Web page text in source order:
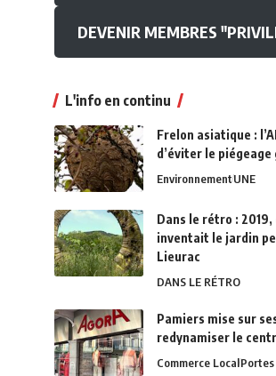
DEVENIR MEMBRES
L'info en continu
Frelon asiatique :
d’éviter le
EnvironnementUNE
Dans le rétro :
inventait le jardin
Lieurac
DANS LE RÉTRO
Pamiers mise sur
redynamiser le
Commerce LocalPortes